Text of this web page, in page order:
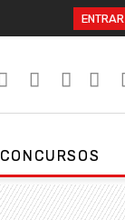
ENTRAR
CONCURSOS